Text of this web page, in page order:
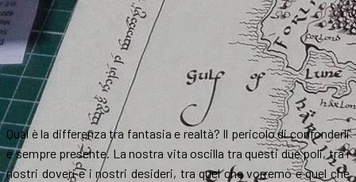
Qual è la differenza tra fantasia e realtà? Il pericolo di confonderli
è sempre presente. La nostra vita oscilla tra questi due poli, tra i
nostri doveri e i nostri desideri, tra quel che vorremo e quel che